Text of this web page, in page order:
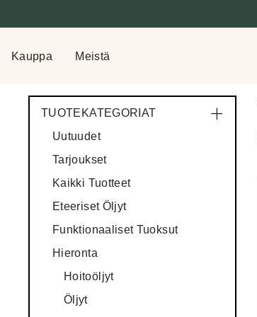
Kauppa Meistä
TUOTEKATEGORIAT
Uutuudet
Tarjoukset
Kaikki Tuotteet
Eteeriset Öljyt
Funktionaaliset Tuoksut
Hieronta
Hoitoöljyt
Öljyt